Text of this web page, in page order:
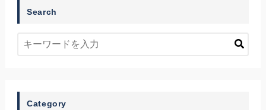
Search
Category